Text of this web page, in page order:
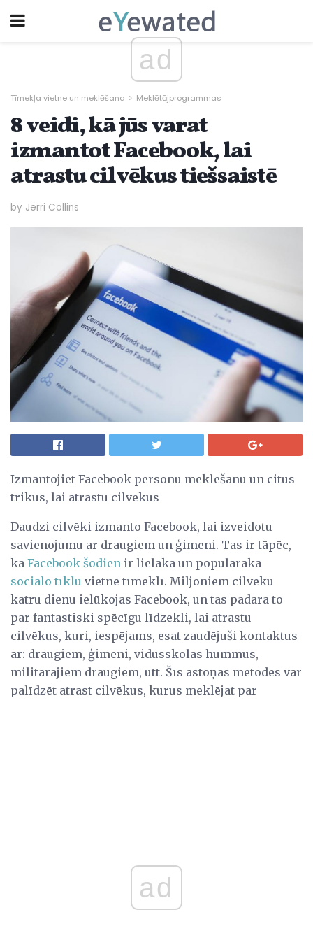
ad
Tīmekļa vietne un meklēšana Meklētājprogrammas
8 veidi, kā jūs varat
izmantot Facebook, lai
atrastu cilvēkus tiešsaistē
by Jerri Collins
Izmantojiet Facebook personu meklēšanu un citus
trikus, lai atrastu cilvēkus
Daudzi cilvēki izmanto Facebook, lai izveidotu
savienojumu ar draugiem un ģimeni. Tas ir tāpēc,
ka Facebook šodien ir lielākā un populārākā
sociālo tīklu vietne tīmeklī. Miljoniem cilvēku
katru dienu ielūkojas Facebook, un tas padara to
par fantastiski spēcīgu līdzekli, lai atrastu
cilvēkus, kuri, iespējams, esat zaudējuši kontaktus
ar: draugiem, ģimeni, vidusskolas hummus,
militārajiem draugiem, utt. Šīs astoņas metodes var
palīdzēt atrast cilvēkus, kurus meklējat par
ad